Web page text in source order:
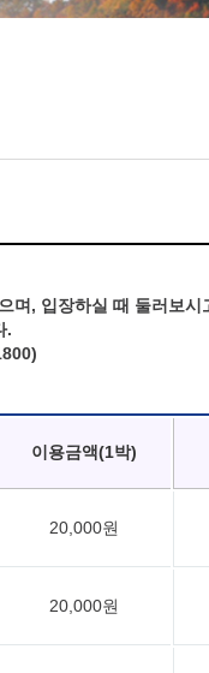
, 입장하실 때 둘러보시
.
이용금액(1박)
20,000원
20,000원